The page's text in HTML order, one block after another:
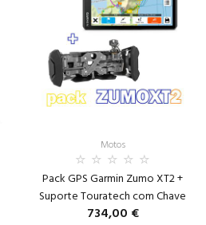
Motos
Pack GPS Garmin Zumo XT2 +
Suporte Touratech com Chave
734,00 €